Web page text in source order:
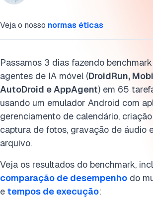
Veja o nosso normas éticas
Passamos 3 dias fazendo
agentes de IA móvel (DroidRun,
AutoDroid e AppAgent) em 65
usando um emulador Android com
gerenciamento de calendário,
captura de fotos, gravação de áudio
arquivo.
Veja os resultados do benchmark,
comparação de desempenho do
e tempos de execução:
Riscos de segurança e privacidade em
Metodologia de benchmark
Possíveis razões por trás das diferenças
em agentes de IA móvel
Perguntas frequentes
Cite esta pesquisa